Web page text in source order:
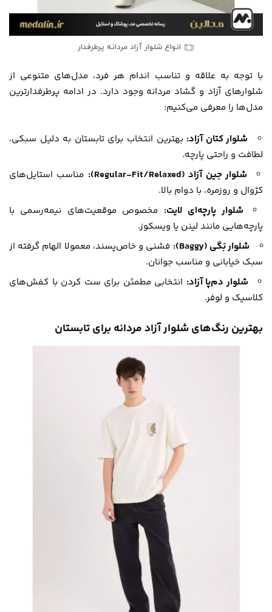
انواع شلوار آزاد مردانه پرطرفدار
با توجه به علاقه و تناسب اندام هر فرد، مدل‌های متنوعی از
شلوارهای آزاد و گشاد مردانه وجود دارد. در ادامه پرطرفدارترین
مدل‌ها را معرفی می‌کنیم:
شلوار کتان آزاد: بهترین انتخاب برای تابستان به دلیل سبکی،
لطافت و راحتی پارچه.
شلوار جین آزاد (Regular-Fit/Relaxed):
مناسب استایل‌های
کژوال و روزمره، با دوام بالا.
شلوار پارچه‌ای لایت: مخصوص موقعیت‌های نیمه‌رسمی با
پارچه‌هایی مانند لینن یا ویسکوز.
شلوار بَگی (Baggy):
فشنی و خاص‌پسند، معمولا الهام گرفته از
سبک خیابانی و مناسب جوانان.
شلوار دم‌پا آزاد: انتخابی مطمئن برای ست کردن با کفش‌های
کلاسیک و لوفر.
بهترین رنگ‌های شلوار آزاد مردانه برای تابستان